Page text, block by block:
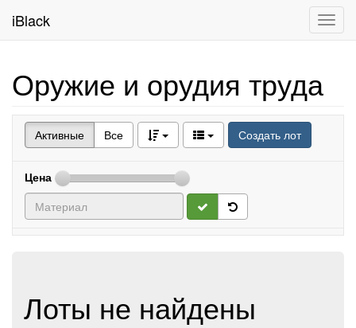
iBlack
Оружие и орудия труда
Активные Все Создать лот
Цена
Лоты не найдены